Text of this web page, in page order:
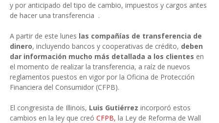
y por anticipado del tipo de cambio, impuestos y cargos antes
de hacer una transferencia .
A partir de este lunes las compañías de transferencia de
dinero, incluyendo bancos y cooperativas de crédito, deben
dar información mucho más detallada a los clientes en
el momento de realizar la transferencia, a raíz de nuevos
reglamentos puestos en vigor por la Oficina de Protección
Financiera del Consumidor (CFPB).
El congresista de Illinois, Luis Gutiérrez incorporó estos
cambios en la ley que creó CFPB, la Ley de Reforma de Wall